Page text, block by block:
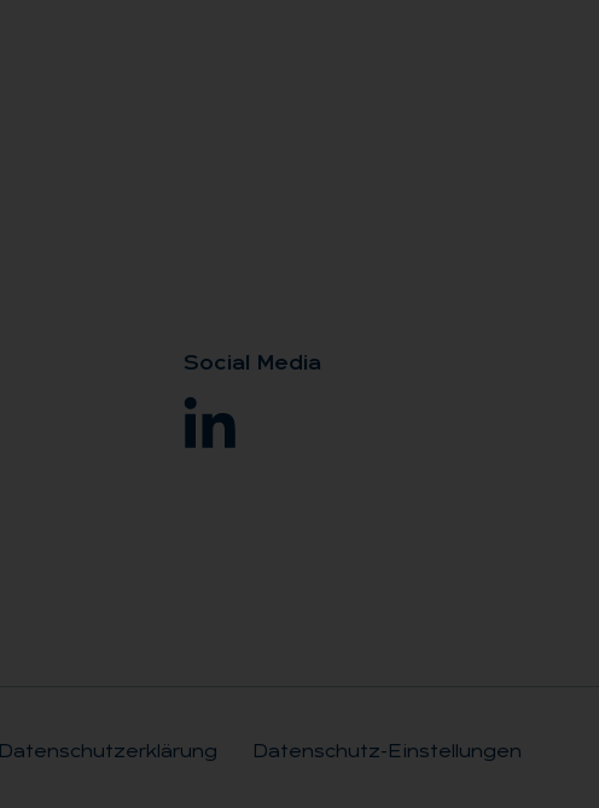
So­ci­al Me­dia
Datenschutzerklärung Datenschutz-Einstellungen